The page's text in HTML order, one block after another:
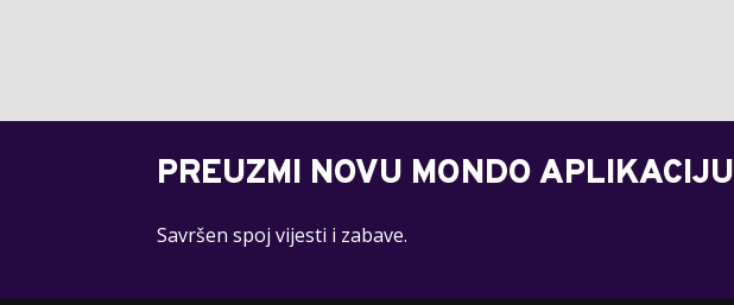
PREUZMI NOVU MONDO APLIKACIJU
Savršen spoj vijesti i zabave.